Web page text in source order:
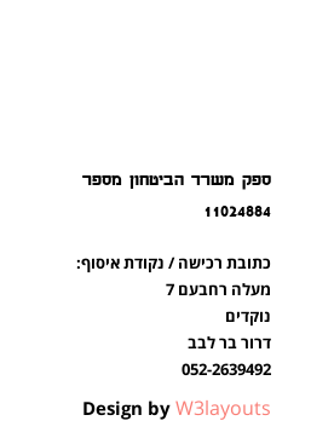
ספק משרד הביטחון מספר
11024884
כתובת רכישה / נקודת איסוף:
מעלה רחבעם 7
נוקדים
דרור בר לבב
052-2639492
Design by W3layouts